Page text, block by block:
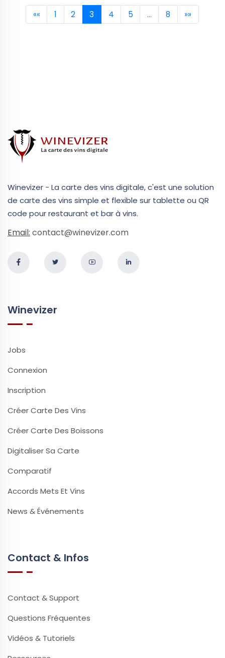
«« 1 2 3 4 5 … 8 »»
Winevizer - La carte des vins digitale, c'est une solution
de carte des vins simple et flexible sur tablette ou QR
code pour restaurant et bar à vins.
Email: contact@winevizer.com
Winevizer
Jobs
Connexion
Inscription
Créer Carte Des Vins
Créer Carte Des Boissons
Digitaliser Sa Carte
Comparatif
Accords Mets Et Vins
News & Événements
Contact & Infos
Contact & Support
Questions Fréquentes
Vidéos & Tutoriels